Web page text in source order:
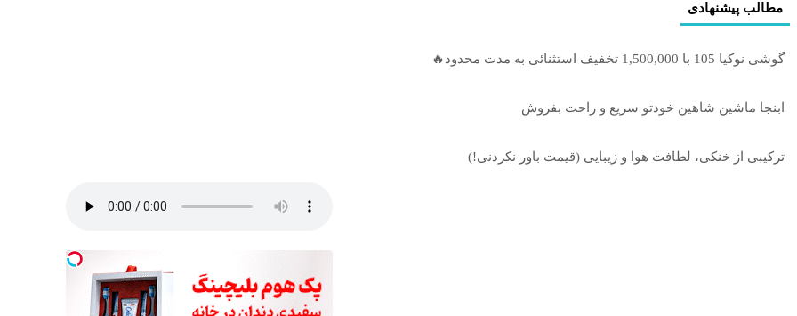
مطالب پیشنهادی
گوشی نوکیا 105 با 1,500,000 تخفیف استثنائی به مدت محدود🔥
ابنجا ماشین شاهین خودتو سریع و راحت بفروش
ترکیبی از خنکی، لطافت هوا و زیبایی (قیمت باور نکردنی!)